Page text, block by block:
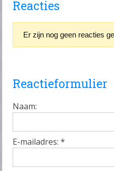
Reacties
Er zijn nog geen reacties
Reactieformulier
Naam:
E-mailadres:*